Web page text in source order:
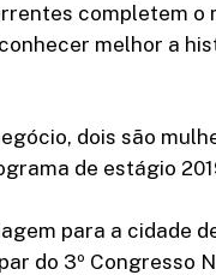
completem o
melhor a
dois são
de estágio
para a cidade
do 3º Congresso